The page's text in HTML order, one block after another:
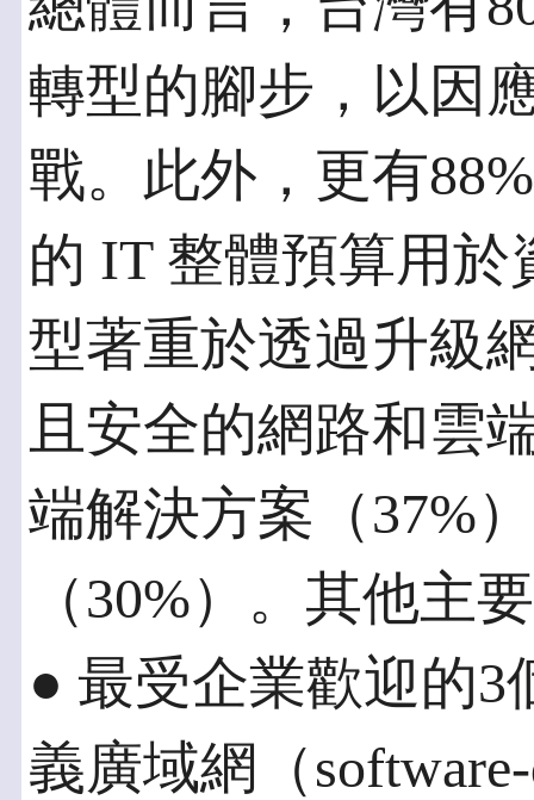
轉型的腳步，以因
戰。此外，更有
的 IT 整體預算用
型著重於透過升級
且安全的網路和雲
端解決方案（37%
（30%）。其他主
● 最受企業歡迎的3
義廣域網（